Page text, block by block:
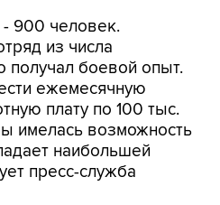
900 человек.
из числа
получал боевой опыт.
ежемесячную
плату по 100 тыс.
имелась возможность
наибольшей
пресс-служба